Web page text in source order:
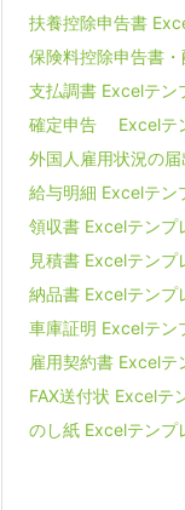
扶養控除申告書
保険料控除申告書
支払調書 Excelテン
確定申告 Excelテ
外国人雇用状況の
給与明細 Excelテン
領収書 Excelテンプ
見積書 Excelテンプ
納品書 Excelテンプ
車庫証明 Excelテン
雇用契約書 Excelテ
FAX送付状 Excelテ
のし紙 Excelテンプ